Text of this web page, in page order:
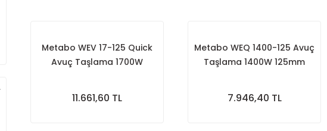
Metabo WEV 17-125 Quick
Avuç Taşlama 1700W
11.661,60 TL
Metabo WEQ 1400-125 Avuç
Taşlama 1400W 125mm
7.946,40 TL